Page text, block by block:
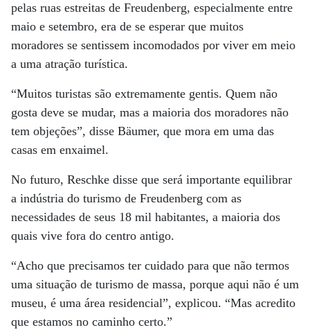
pelas ruas estreitas de Freudenberg, especialmente entre
maio e setembro, era de se esperar que muitos
moradores se sentissem incomodados por viver em meio
a uma atração turística.
“Muitos turistas são extremamente gentis. Quem não
gosta deve se mudar, mas a maioria dos moradores não
tem objeções”, disse Bäumer, que mora em uma das
casas em enxaimel.
No futuro, Reschke disse que será importante equilibrar
a indústria do turismo de Freudenberg com as
necessidades de seus 18 mil habitantes, a maioria dos
quais vive fora do centro antigo.
“Acho que precisamos ter cuidado para que não termos
uma situação de turismo de massa, porque aqui não é um
museu, é uma área residencial”, explicou. “Mas acredito
que estamos no caminho certo.”